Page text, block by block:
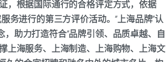
，根据国际通行的合格评定方式，依据
务进行的第三方评价活动。“上海品牌”认
助力打造符合“品牌引领、品质卓越、自
上海服务、上海制造、上海购物、上海文